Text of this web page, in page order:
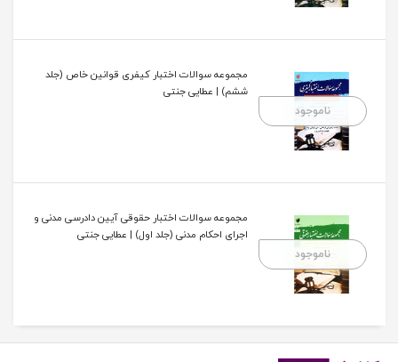
ناموجود
مجموعه سوالات اختبار کیفری قوانین خاص (جلد
ششم) | عطایی جنتی
ناموجود
مجموعه سوالات اختبار حقوقی آیین دادرسی مدنی و
اجرای احکام مدنی (جلد اول) | عطایی جنتی